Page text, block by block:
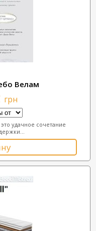
Велам
грн
удачное сочетание